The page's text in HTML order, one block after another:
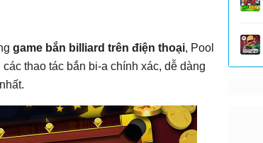
game bắn billiard trên điện thoại, Pool
thao tác bắn bi-a chính xác, dễ dàng